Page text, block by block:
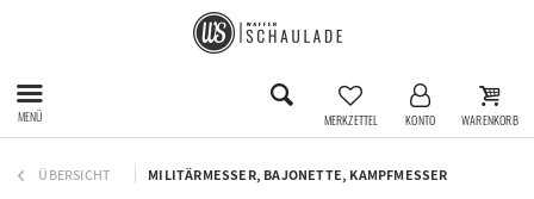
MENÜ MERKZETTEL KONTO WARENKORB
ÜBERSICHT MILITÄRMESSER, BAJONETTE, KAMPFMESSER